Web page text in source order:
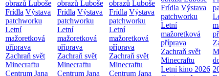
obrazů Luboše
Frídla Výstava
patchworku
Letní
mažoretková
příprava
Zachraň svět
Minecraftu
Centrum Jana
obrazů Luboše
Frídla Výstava
patchworku
Letní
mažoretková
příprava
Zachraň svět
Minecraftu
Centrum Jana
obrazů Luboše
Frídla Výstava
patchworku
Letní
mažoretková
příprava
Zachraň svět
Minecraftu
Centrum Jana
Frídla Výstava
patchworku
Letní
mažoretková
příprava
Zachraň svět
Minecraftu
Letní kino 2026